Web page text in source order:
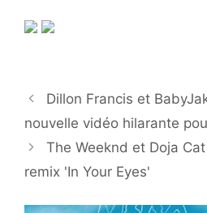
Dillon Francis et
nouvelle vidéo hilarante
The Weeknd et Doja
remix 'In Your Eyes'